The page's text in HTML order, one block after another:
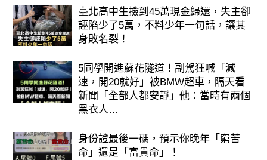
臺北高中生撿到45萬現金歸還，失主卻
誣陷少了5萬，不料少年一句話，讓其
身敗名裂！
5同學開進蘇花隧道！副駕狂喊「減
速，開20就好」被BMW超車，隔天看
新聞「全部人都安靜」他：當時有兩個
黑衣人…
身份證最後一碼，預示你晚年「窮苦
命」還是「富貴命」！